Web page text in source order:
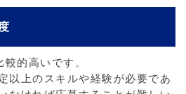
的高いです。
以上のスキルや経験が必要であ